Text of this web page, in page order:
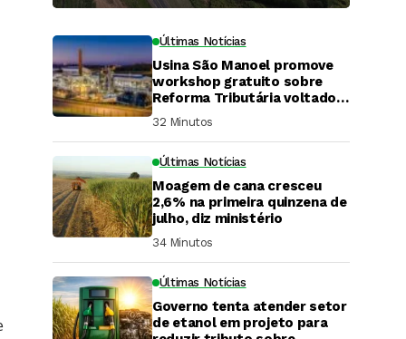
Últimas Notícias
Usina São Manoel promove
workshop gratuito sobre
Reforma Tributária voltado
ao agronegócio.
32 Minutos ⁮
Últimas Notícias
Moagem de cana cresceu
2,6% na primeira quinzena de
julho, diz ministério
34 Minutos ⁮
Últimas Notícias
Governo tenta atender setor
de etanol em projeto para
DaCana Cast